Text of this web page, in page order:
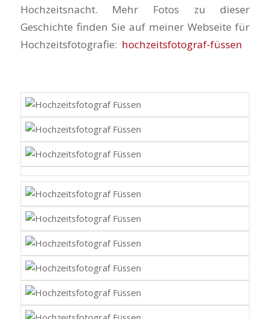
Hochzeitsnacht. Mehr Fotos zu dieser
Geschichte finden Sie auf meiner Webseite für
Hochzeitsfotografie: hochzeitsfotograf-füssen